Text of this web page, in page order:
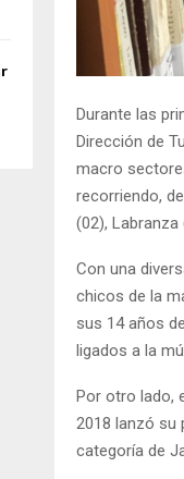
Durante las
Dirección de
macro
recorriendo,
(02), Labranza
Con una
chicos de la
sus 14 años
ligados a la
Por otro lado,
2018 lanzó su
categoría de